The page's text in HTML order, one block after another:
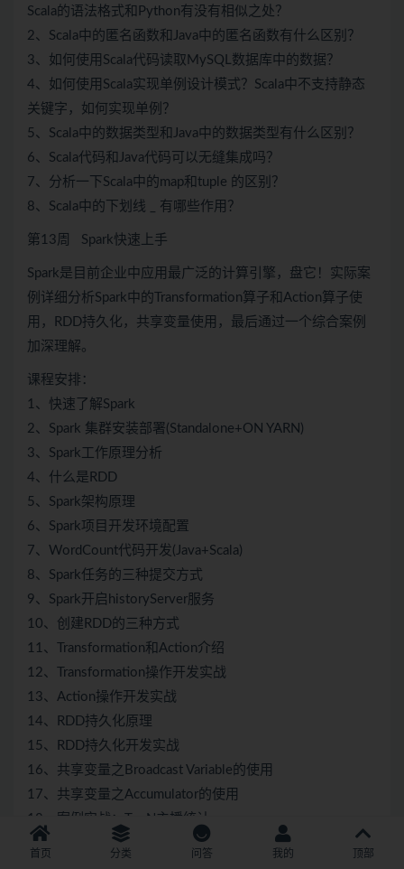
Scala的语法格式和Python有没有相似之处？
2、Scala中的匿名函数和Java中的匿名函数有什么区别？
3、如何使用Scala代码读取MySQL数据库中的数据？
4、如何使用Scala实现单例设计模式？Scala中不支持静态
关键字，如何实现单例？
5、Scala中的数据类型和Java中的数据类型有什么区别？
6、Scala代码和Java代码可以无缝集成吗？
7、分析一下Scala中的map和tuple 的区别？
8、Scala中的下划线 _ 有哪些作用？
第13周 Spark快速上手
Spark是目前企业中应用最广泛的计算引擎，盘它！实际案
例详细分析Spark中的Transformation算子和Action算子使
用，RDD持久化，共享变量使用，最后通过一个综合案例
加深理解。
课程安排：
1、快速了解Spark
2、Spark 集群安装部署(Standalone+ON YARN)
3、Spark工作原理分析
4、什么是RDD
5、Spark架构原理
6、Spark项目开发环境配置
7、WordCount代码开发(Java+Scala)
8、Spark任务的三种提交方式
9、Spark开启historyServer服务
10、创建RDD的三种方式
11、Transformation和Action介绍
12、Transformation操作开发实战
13、Action操作开发实战
14、RDD持久化原理
15、RDD持久化开发实战
16、共享变量之Broadcast Variable的使用
17、共享变量之Accumulator的使用
18、案例实战：TopN主播统计
19、面试题
首页 分类 问答 我的 顶部